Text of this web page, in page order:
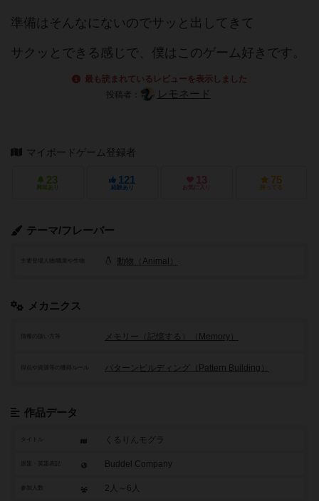
準備はそんなにないのでサッと出してきて
サクッとできる感じで、僕はこのゲーム好きです。
最も読まれているレビューを表示しました
投稿者：
レモネード
マイボードゲーム登録者
23
興味あり
121
経験あり
13
お気に入り
75
持ってる
テーマ/フレーバー
動物（Animal）
メカニクス
メモリー（記憶する）（Memory）
パターンビルディング（Pattern Building）
作品データ
タイトル くるりんモグラ
Buddel Company
参加人数 2人～6人